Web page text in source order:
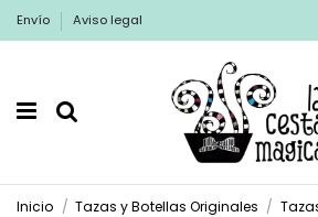
Envío Aviso legal
Inicio Tazas y Botellas Originales